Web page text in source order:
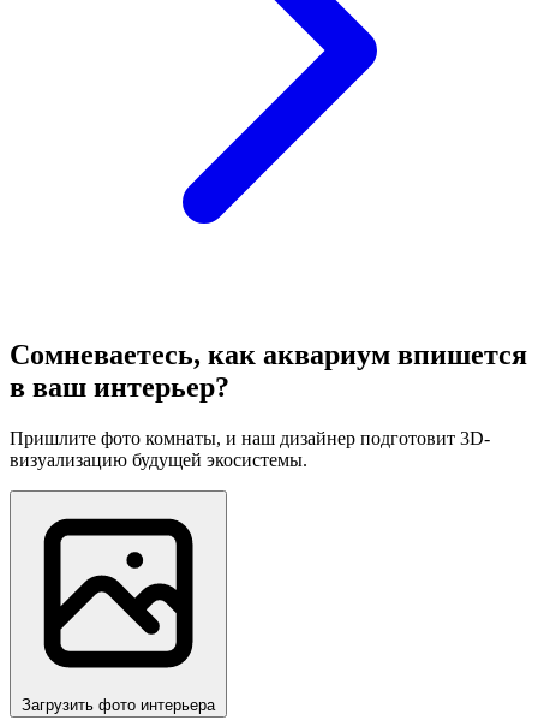
Сомневаетесь, как аквариум впишется
в ваш интерьер?
Пришлите фото комнаты, и наш дизайнер подготовит 3D-
визуализацию будущей экосистемы.
Загрузить фото интерьера